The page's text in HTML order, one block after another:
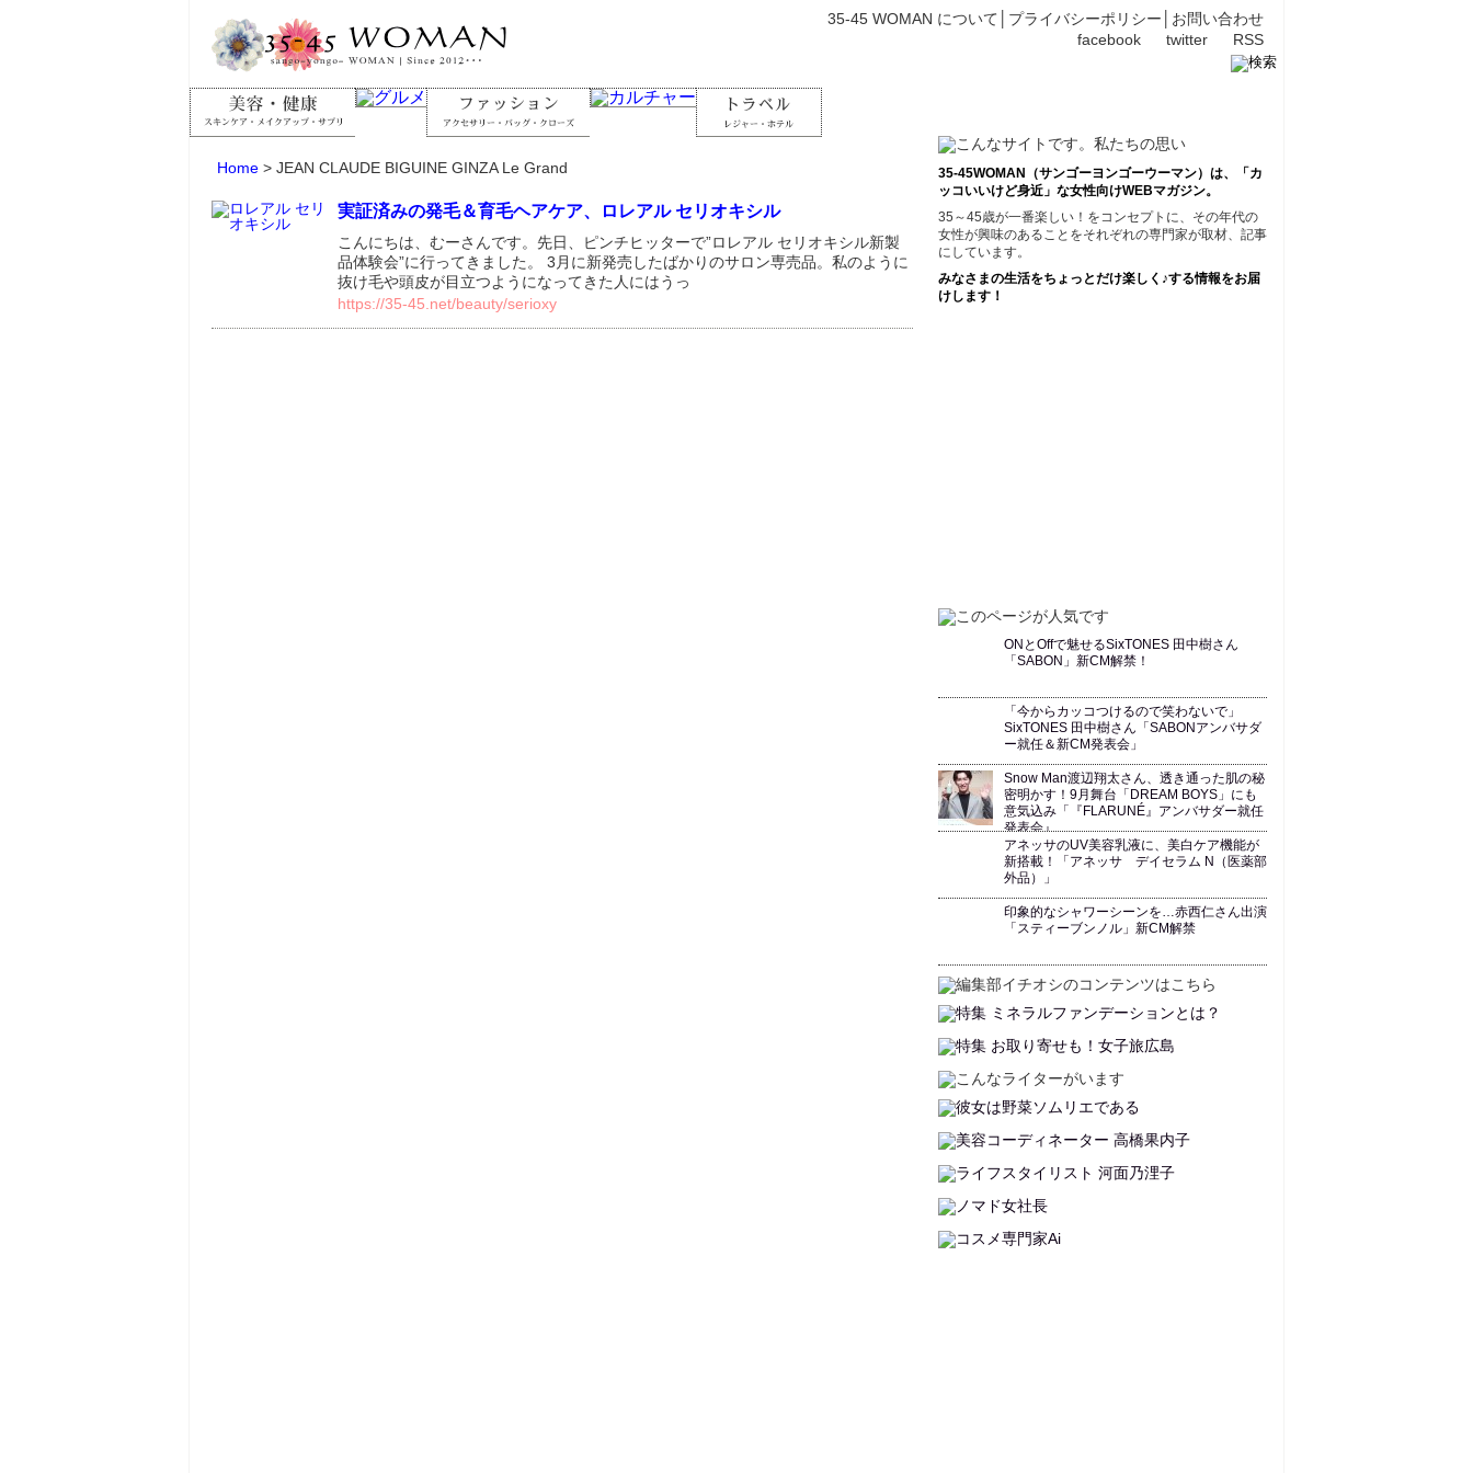
35-45 WOMAN について プライバシーポリシー
お問い合わせ
facebook
twitter RSS
Home > JEAN CLAUDE BIGUINE GINZA Le Grand
実証済みの発毛＆育毛ヘアケア、ロレアル セリオキシル
こんにちは、むーさんです。先日、ピンチヒッターで”ロレアル セリオキシル新製
品体験会”に行ってきました。 3月に新発売したばかりのサロン専売品。私のように
抜け毛や頭皮が目立つようになってきた人にはうっ
https://35-45.net/beauty/serioxy
35-45WOMAN（サンゴーヨンゴーウーマン）は、「カ
ッコいいけど身近」な女性向けWEBマガジン。
35～45歳が一番楽しい！をコンセプトに、その年代の
女性が興味のあることをそれぞれの専門家が取材、記事
にしています。
みなさまの生活をちょっとだけ楽しく♪する情報をお届
けします！
ONとOffで魅せるSixTONES 田中樹さん
「SABON」新CM解禁！
「今からカッコつけるので笑わないで」
SixTONES 田中樹さん「SABONアンバサダ
ー就任＆新CM発表会」
Snow Man渡辺翔太さん、透き通った肌の秘
密明かす！9月舞台「DREAM BOYS」にも
意気込み「『FLARUNÉ』アンバサダー就任
発表会』
アネッサのUV美容乳液に、美白ケア機能が
新搭載！「アネッサ デイセラム N（医薬部
外品）」
印象的なシャワーシーンを…赤西仁さん出演
「スティーブンノル」新CM解禁